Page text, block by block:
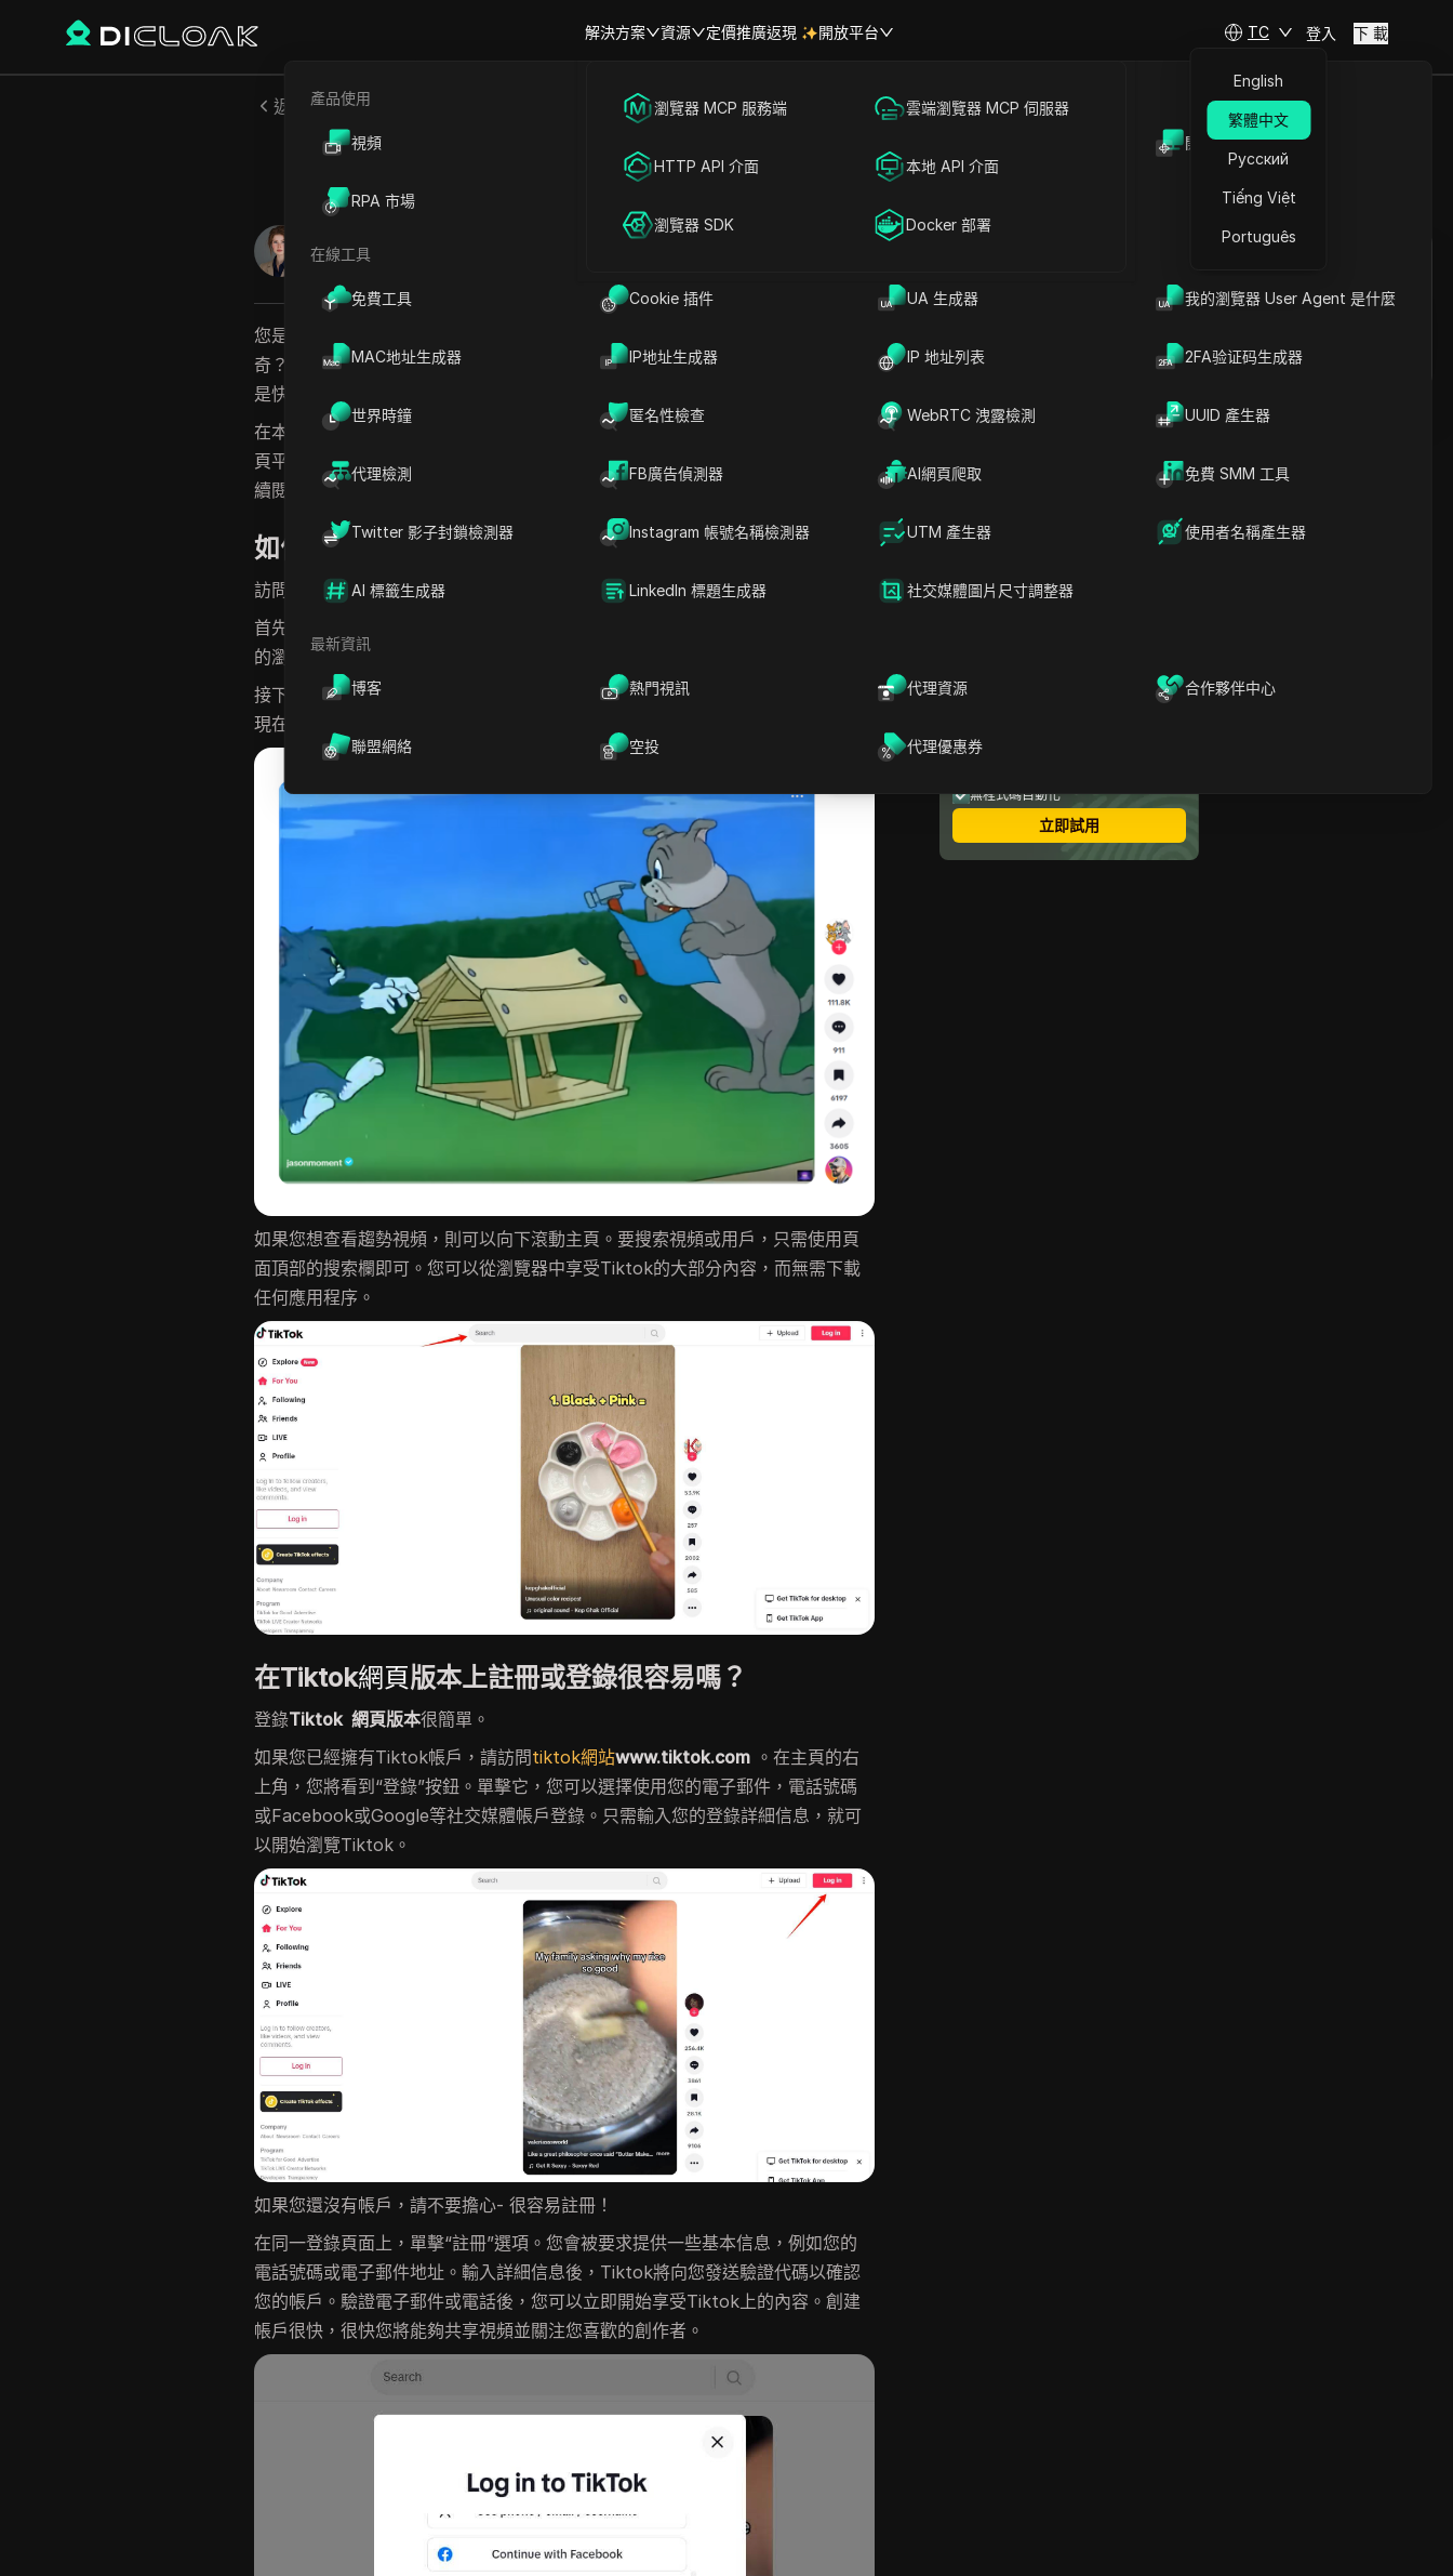
解決方案
海外社媒營銷
廣告投放
帳號共享
資源
產品使用
視頻 開放API
RPA 市場
在線工具
免費工具 Cookie 插件 UA 生成器 我的瀏覽器 User Agent 是什麼
MAC地址生成器 IP地址生成器 IP 地址列表 2FA验证码生成器
世界時鐘 匿名性檢查 WebRTC 洩露檢測 UUID 產生器
代理檢測 FB廣告偵測器 AI網頁爬取 免費 SMM 工具
Twitter 影子封鎖檢測器 Instagram 帳號名稱檢測器 UTM 產生器 使用者名稱產生器
AI 標籤生成器 LinkedIn 標題生成器 社交媒體圖片尺寸調整器
最新資訊
博客 熱門視訊 代理資源 合作夥伴中心
聯盟網絡 空投 代理優惠券
定價推廣返現 開放平台
瀏覽器 MCP 服務端 雲端瀏覽器 MCP 伺服器
HTTP API 介面 本地 API 介面
瀏覽器 SDK Docker 部署
TC
English
繁體中文
Русский
Tiếng Việt
Português
登入 下 載
返回
在桌面上使用Tiktok：有關網頁版本的所有信息
就此頁面提問
就此頁面提問
傑西卡沃德爾
2025年5月
您是否對如何使用
奇？無論您是Tiktok的初學者還是經驗豐富的用戶，在網上訪問和享受Tiktok都
是快速而簡單的。
在本文中，我們將帶您了解您需要了解的所有內容，從登錄並註冊探索Tiktok 網
頁平台的主要功能。我們還將介紹如何解決常見問題並有效地管理多個帳戶。繼
續閱讀以發現如何以一種全新的方式從瀏覽器中享受Tiktok。
如何從任何設備 訪問Tiktok 網頁版本？
訪問 Tiktok 網頁版本非常簡單快捷。
首先打開網絡瀏覽器，例如Google Chrome，Mozilla Firefox或Safari。確保您
的瀏覽器已更新到最新版本，以獲得最佳體驗。
接下來，轉到地址欄，輸入
。這將帶您直接進入Tiktok主頁。
現在，您將能夠在Tiktok的 網頁平台上探索內容。
如果您想查看趨勢視頻，則可以向下滾動主頁。要搜索視頻或用戶，只需使用頁
面頂部的搜索欄即可。您可以從瀏覽器中享受Tiktok的大部分內容，而無需下載
任何應用程序。
在Tiktok網頁版本上註冊或登錄很容易嗎？
登錄Tiktok 網頁版本很簡單。
如果您已經擁有Tiktok帳戶，請訪問tiktok網站www.tiktok.com 。在主頁的右
上角，您將看到“登錄”按鈕。單擊它，您可以選擇使用您的電子郵件，電話號碼
或Facebook或Google等社交媒體帳戶登錄。只需輸入您的登錄詳細信息，就可
以開始瀏覽Tiktok。
如果您還沒有帳戶，請不要擔心- 很容易註冊！
在同一登錄頁面上，單擊“註冊”選項。您會被要求提供一些基本信息，例如您的
電話號碼或電子郵件地址。輸入詳細信息後，Tiktok將向您發送驗證代碼以確認
您的帳戶。驗證電子郵件或電話後，您可以立即開始享受Tiktok上的內容。創建
帳戶很快，很快您將能夠共享視頻並關注您喜歡的創作者。
文章內容
如何從任何設備訪問Tiktok
登錄很容易嗎？
Tiktok的網頁版本的主要功
最安全的指紋瀏覽器
無程式碼自動化
立即試用